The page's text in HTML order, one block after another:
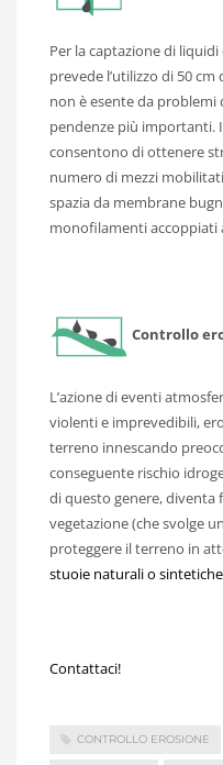
Per la captazione di
prevede l’utilizzo di 50
non è esente da
pendenze più importanti. I
consentono di ottenere
numero di mezzi
spazia da membrane
monofilamenti accoppiati
Controllo
L’azione di eventi
violenti e imprevedibili,
terreno innescando
conseguente rischio
di questo genere, diventa
vegetazione (che svolge
proteggere il terreno in
stuoie naturali o sintetiche
Contattaci!
CONTROLLO EROSIONE